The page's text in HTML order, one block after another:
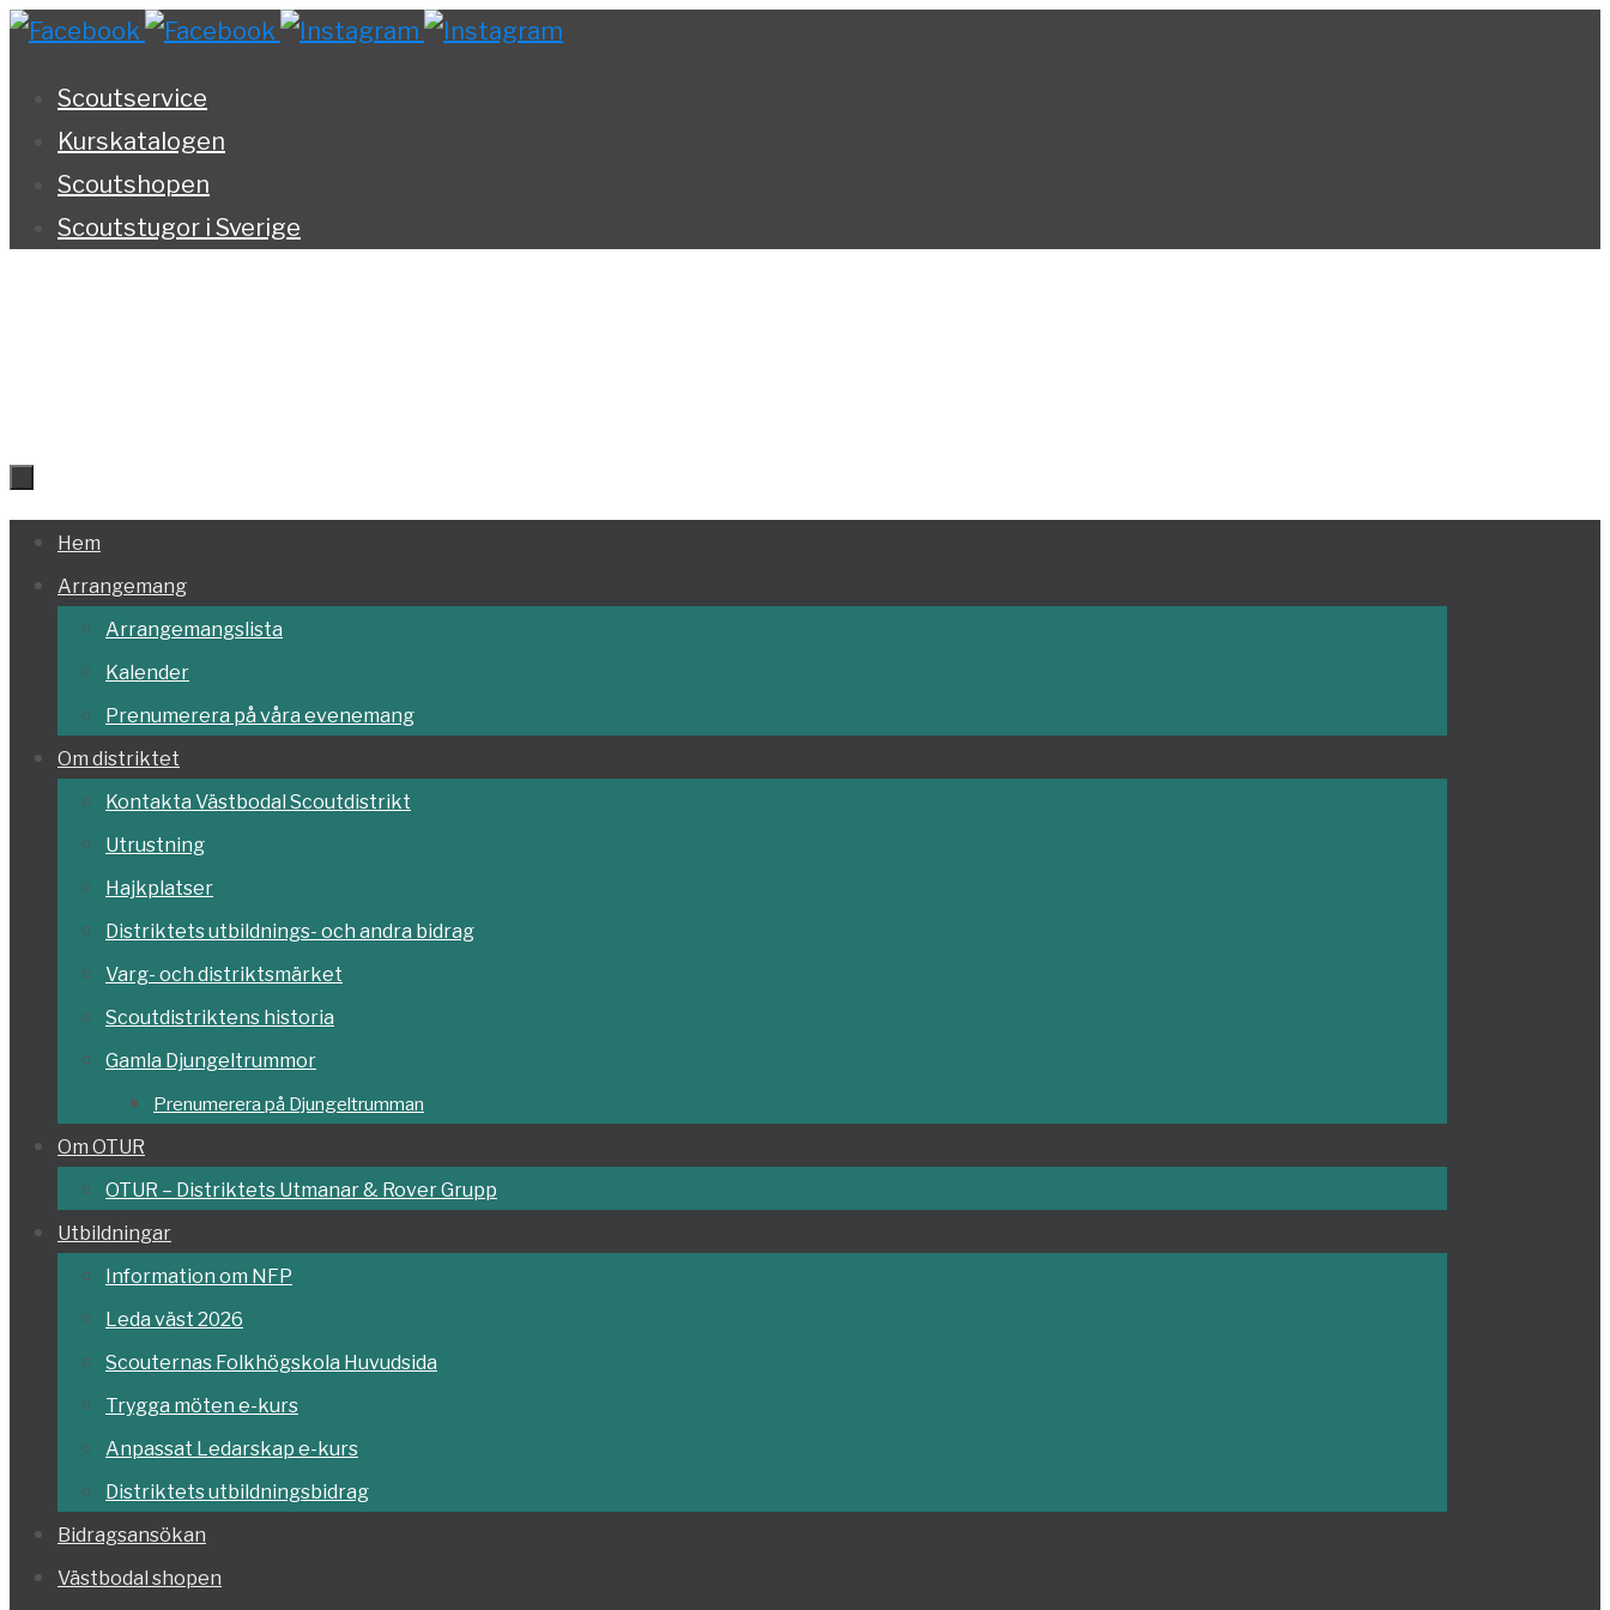
Hoppa
innehållet
Scoutservice
Kurskatalogen
Scoutshopen
Scoutstugor i Sverige
Hoppa
till
innehållet
Hem
Arrangemang
Arrangemangslista
Kalender
Prenumerera på våra evenemang
Om distriktet
Kontakta Västbodal Scoutdistrikt
Utrustning
Hajkplatser
Distriktets utbildnings- och andra bidrag
Varg- och distriktsmärket
Scoutdistriktens historia
Gamla Djungeltrummor
Prenumerera på Djungeltrumman
Om OTUR
OTUR – Distriktets Utmanar & Rover Grupp
Utbildningar
Information om NFP
Leda väst 2026
Scouternas Folkhögskola Huvudsida
Trygga möten e-kurs
Anpassat Ledarskap e-kurs
Distriktets utbildningsbidrag
Bidragsansökan
Västbodal shopen